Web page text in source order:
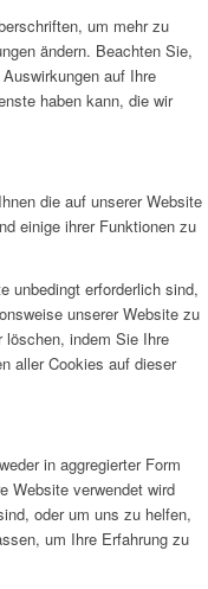
um mehr zu
ändern. Beachten Sie,
auf Ihre
haben kann, die wir
die auf unserer Website
einige ihrer Funktionen zu
unbedingt erforderlich sind,
unserer Website zu
löschen, indem Sie Ihre
aller Cookies auf dieser
in aggregierter Form
Website verwendet wird
oder um uns zu helfen,
um Ihre Erfahrung zu